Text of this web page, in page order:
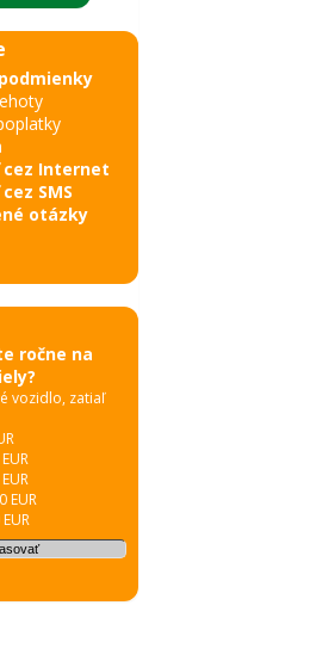
cez Internet
SMS
otázky
ročne na
vozidlo, zatiaľ
EUR